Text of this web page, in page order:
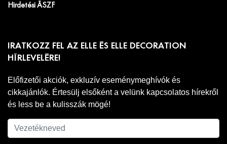
Hirdetési ÁSZF
IRATKOZZ FEL AZ ELLE ÉS ELLE DECORATION
HÍRLEVELÉRE!
Előfizetői akciók, exkluzív eseménymeghívók és
cikkajánlók. Értesülj elsőként a velünk kapcsolatos hírekről
és less be a kulisszák mögé!